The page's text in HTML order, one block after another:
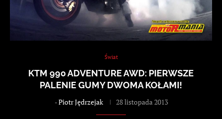
Świat
KTM 990 ADVENTURE AWD: PIERWSZE
PALENIE GUMY DWOMA KOŁAMI!
-Piotr Jędrzejak 28 listopada 2013